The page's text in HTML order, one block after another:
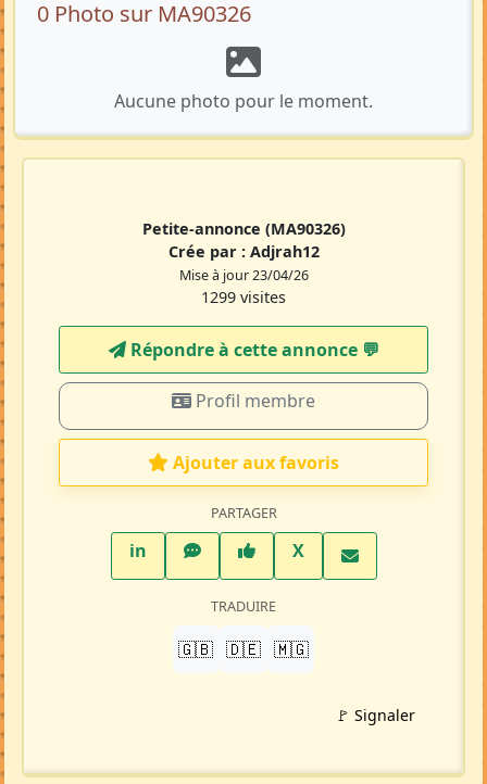
0 Photo sur MA90326
Aucune photo pour le moment.
Petite-annonce (MA90326)
Crée par : Adjrah12
Mise à jour 23/04/26
1299 visites
Répondre à cette annonce 💬​
Profil membre
Ajouter aux favoris
PARTAGER
inLinkedInWhatsAppFacebook
XTwitter X
TRADUIRE
🇬🇧 🇩🇪 🇲🇬
🚩 Signaler